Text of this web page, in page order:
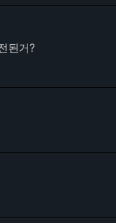
된거?